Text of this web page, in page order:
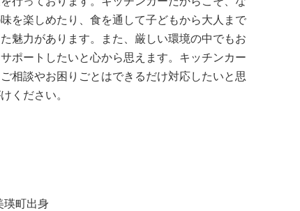
を楽しめたり、食を通して子どもから大人まで
魅力があります。また、厳しい環境の中でもお
ポートしたいと心から思えます。キッチンカー
相談やお困りごとはできるだけ対応したいと思
ください。
瑛町出身